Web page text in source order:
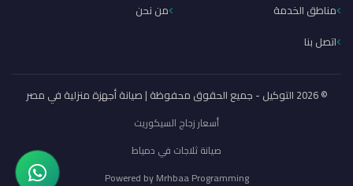
مناطق الخدمة
من نحن
اتصل بنا
© 2026 التوكيل - جميع الحقوق محفوظة | صيانة أجهزة منزلية في مصر
أسعار زجاج السيكوريت
صيانة ثلاجات في دمياط
Powered byMrhbaa Programming